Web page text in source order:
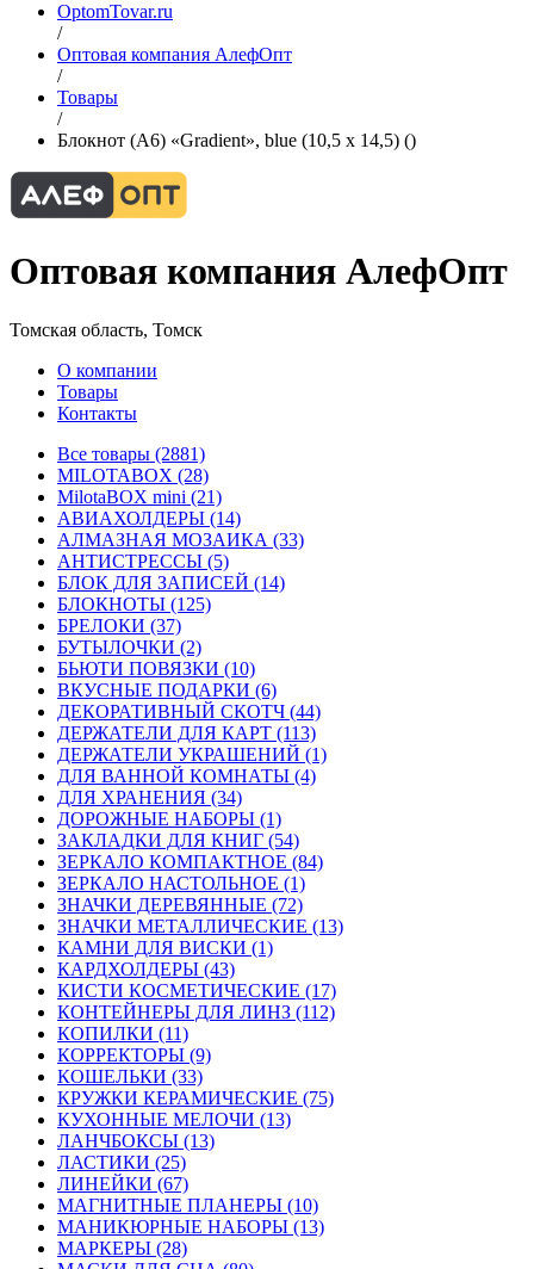
OptomTovar.ru
/
Оптовая компания АлефОпт
/
Товары
/
Блокнот (А6) «Gradient», blue (10,5 х 14,5) ()
Оптовая компания АлефОпт
Томская область, Томск
О компании
Товары
Контакты
Все товары (2881)
MILOTABOX (28)
MilotaBOX mini (21)
АВИАХОЛДЕРЫ (14)
АЛМАЗНАЯ МОЗАИКА (33)
АНТИСТРЕССЫ (5)
БЛОК ДЛЯ ЗАПИСЕЙ (14)
БЛОКНОТЫ (125)
БРЕЛОКИ (37)
БУТЫЛОЧКИ (2)
БЬЮТИ ПОВЯЗКИ (10)
ВКУСНЫЕ ПОДАРКИ (6)
ДЕКОРАТИВНЫЙ СКОТЧ (44)
ДЕРЖАТЕЛИ ДЛЯ КАРТ (113)
ДЕРЖАТЕЛИ УКРАШЕНИЙ (1)
ДЛЯ ВАННОЙ КОМНАТЫ (4)
ДЛЯ ХРАНЕНИЯ (34)
ДОРОЖНЫЕ НАБОРЫ (1)
ЗАКЛАДКИ ДЛЯ КНИГ (54)
ЗЕРКАЛО КОМПАКТНОЕ (84)
ЗЕРКАЛО НАСТОЛЬНОЕ (1)
ЗНАЧКИ ДЕРЕВЯННЫЕ (72)
ЗНАЧКИ МЕТАЛЛИЧЕСКИЕ (13)
КАМНИ ДЛЯ ВИСКИ (1)
КАРДХОЛДЕРЫ (43)
КИСТИ КОСМЕТИЧЕСКИЕ (17)
КОНТЕЙНЕРЫ ДЛЯ ЛИНЗ (112)
КОПИЛКИ (11)
КОРРЕКТОРЫ (9)
КОШЕЛЬКИ (33)
КРУЖКИ КЕРАМИЧЕСКИЕ (75)
КУХОННЫЕ МЕЛОЧИ (13)
ЛАНЧБОКСЫ (13)
ЛАСТИКИ (25)
ЛИНЕЙКИ (67)
МАГНИТНЫЕ ПЛАНЕРЫ (10)
МАНИКЮРНЫЕ НАБОРЫ (13)
МАРКЕРЫ (28)